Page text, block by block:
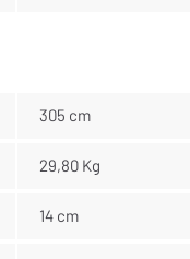
305 cm
29,80 Kg
14 cm